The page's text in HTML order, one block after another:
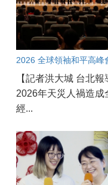
【記者洪大城 台北報
2026年天災人禍造成
經...